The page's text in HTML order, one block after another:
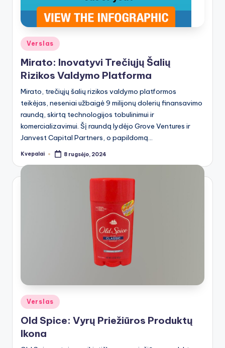
Posted
in
Verslas
Mirato: Inovatyvi Trečiųjų Šalių
Rizikos Valdymo Platforma
Mirato, trečiųjų šalių rizikos valdymo platformos
teikėjas, neseniai užbaigė 9 milijonų dolerių finansavimo
raundą, skirtą technologijos tobulinimui ir
komercializavimui. Šį raundą lydėjo Grove Ventures ir
Janvest Capital Partners, o papildomą…
Posted
Kvepalai 8 rugsėjo, 2024
Posted
in
Verslas
Old Spice: Vyrų Priežiūros Produktų
Ikona